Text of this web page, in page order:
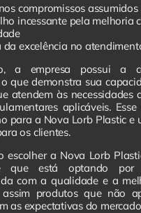
compromissos assumidos
incessante pela melhoria
da excelência no
a empresa possui a
que demonstra sua
atendem às necessidades
aplicáveis. Esse
para a Nova Lorb Plastic e
os clientes.
escolher a Nova Lorb
que está optando por
com a qualidade e a
produtos que não
as expectativas do